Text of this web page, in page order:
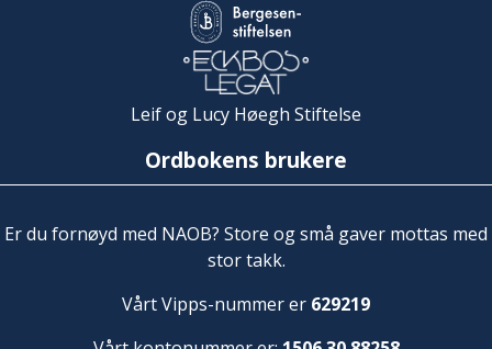
Leif og Lucy Høegh Stiftelse
Ordbokens brukere
Er du fornøyd med NAOB? Store og små gaver mottas med
stor takk.
Vårt Vipps-nummer er 629219